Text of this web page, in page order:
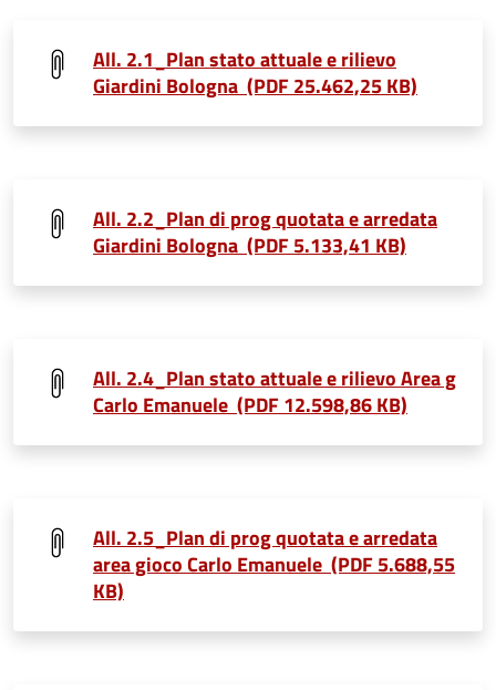
All. 2.1_Plan stato attuale e rilievo
Giardini Bologna (PDF 25.462,25 KB)
All. 2.2_Plan di prog quotata e arredata
Giardini Bologna (PDF 5.133,41 KB)
All. 2.4_Plan stato attuale e rilievo Area g
Carlo Emanuele (PDF 12.598,86 KB)
All. 2.5_Plan di prog quotata e arredata
area gioco Carlo Emanuele (PDF 5.688,55
KB)